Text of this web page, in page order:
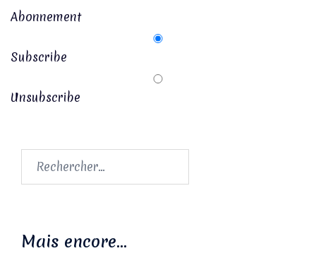
Abonnement
Subscribe
Unsubscribe
Rechercher :
Mais encore…